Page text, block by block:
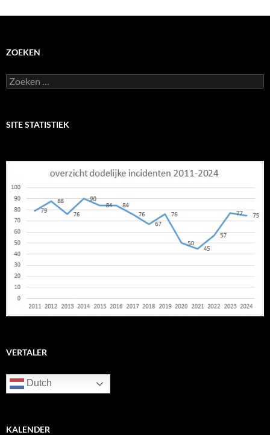
ZOEKEN
Zoeken
naar:
SITE STATISTIEK
VERTALER
Dutch
KALENDER